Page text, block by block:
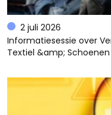
2 juli 2026
Informatiesessie over
Textiel &amp; Schoenen